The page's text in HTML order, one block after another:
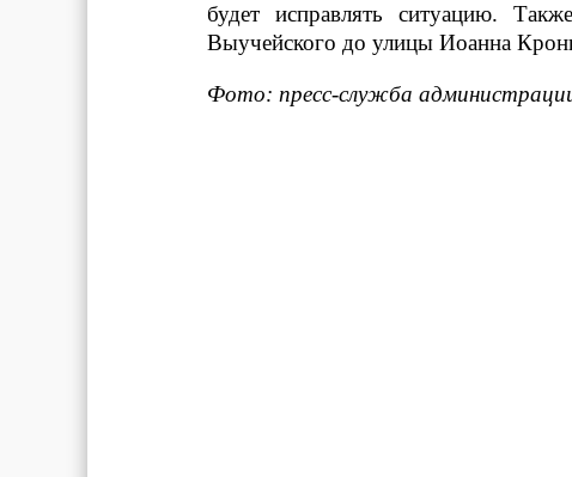
будет исправлять ситуацию.
Выучейского до улицы Иоанна
Фото: пресс-служба администрации